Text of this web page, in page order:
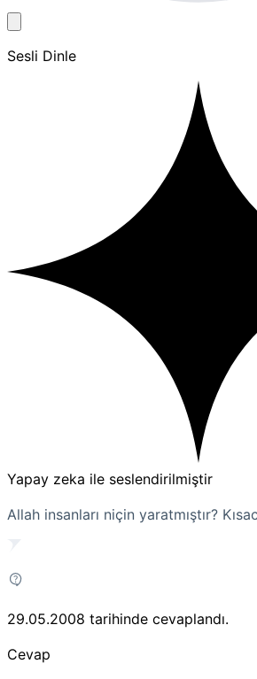
Sesli Dinle
Yapay zeka ile seslendirilmiştir
Allah insanları niçin yaratmıştır?
29.05.2008 tarihinde cevaplandı.
Cevap